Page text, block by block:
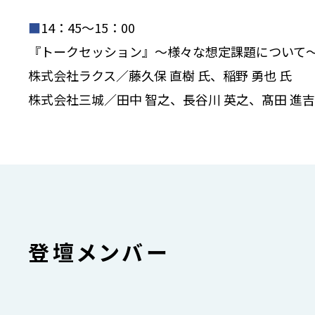
■14：45～15：00
『トークセッション』～様々な想定課題について
株式会社ラクス／藤久保 直樹 氏、稲野 勇也 氏
株式会社三城／田中 智之、長谷川 英之、髙田 進吉
登壇メンバー